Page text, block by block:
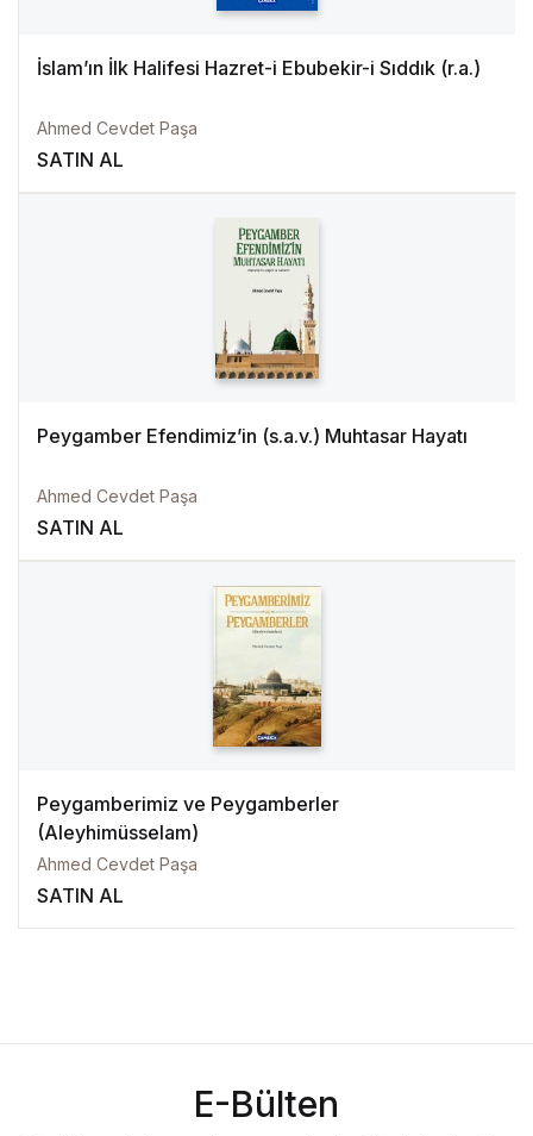
İslam’ın İlk Halifesi Hazret-i Ebubekir-i Sıddık (r.a.)
Ahmed Cevdet Paşa
SATIN AL
Peygamber Efendimiz’in (s.a.v.) Muhtasar Hayatı
Ahmed Cevdet Paşa
SATIN AL
Peygamberimiz ve Peygamberler
(Aleyhimüsselam)
Ahmed Cevdet Paşa
SATIN AL
E-Bülten